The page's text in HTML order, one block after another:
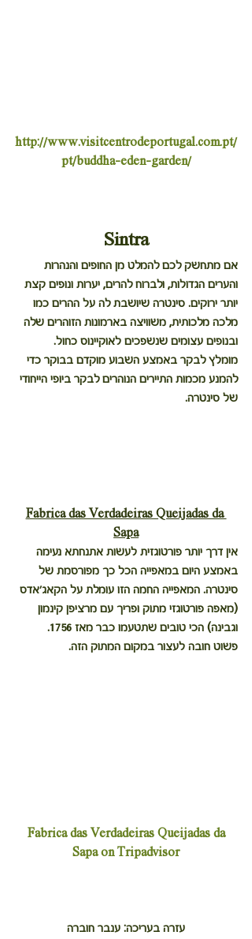
http://www.visitcentrodeportugal.com.pt/
pt/buddha-eden-garden/
Sintra
אם מתחשק לכם להמלט מן החופים והנהרות
והערים הגדולות, ולברוח להרים, יערות ונופים קצת
יותר ירוקים. סינטרה שיושבת לה על ההרים כמו
מלכה מלכותית, משוויצה בארמונות הזוהרים שלה
ובנופים עצומים שנשפכים לאוקיינוס כחול.
מומלץ לבקר באמצע השבוע מוקדם בבוקר כדי
להמנע מכמות התיירים הנוהרים לבקר ביופי הייחודי
של סינטרה.
Fabrica das Verdadeiras Queijadas da
Sapa
אין דרך יותר פורטוגזית לעשות אתנחתא נעימה
באמצע היום במאפייה הכל כך מפורסמת של
סינטרה. המאפייה החמה הזו עומלת על הקאג׳אדס
(מאפה פורטוגזי מתוק ופריך עם מרציפן קינמון
וגבינה) הכי טובים שתטעמו כבר מאז 1756.
פשוט חובה לעצור במקום המתוק הזה.
Sapa on Tripadvisor
עזרה בעריכה: ענבר חוברה